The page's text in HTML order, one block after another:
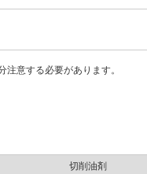
意する必要があります。
切削油剤